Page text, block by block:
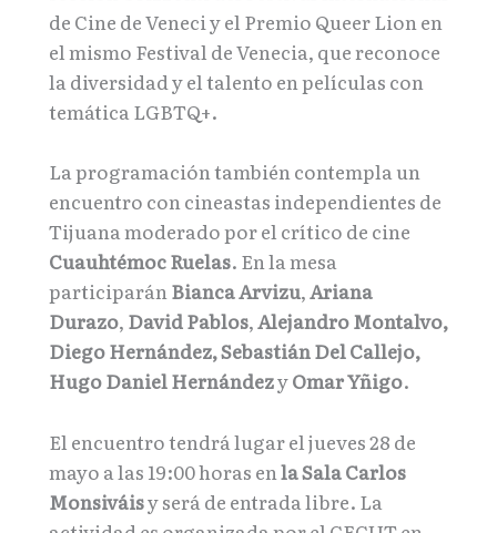
de Cine de Veneci y el Premio Queer Lion en
el mismo Festival de Venecia, que reconoce
la diversidad y el talento en películas con
temática LGBTQ+.
La programación también contempla un
encuentro con cineastas independientes de
Tijuana moderado por el crítico de cine
Cuauhtémoc Ruelas. En la mesa
participaránBianca Arvizu,Ariana
Durazo, David Pablos,Alejandro Montalvo,
Diego Hernández, Sebastián Del Callejo,
Hugo Daniel HernándezyOmar Yñigo.
El encuentro tendrá lugar el jueves 28 de
mayo a las 19:00 horas en la Sala Carlos
Monsiváisy será de entrada libre. La